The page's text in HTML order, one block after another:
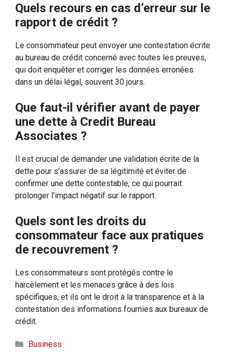
Quels recours en cas d’erreur sur le
rapport de crédit ?
Le consommateur peut envoyer une contestation écrite
au bureau de crédit concerné avec toutes les preuves,
qui doit enquêter et corriger les données erronées
dans un délai légal, souvent 30 jours.
Que faut-il vérifier avant de payer
une dette à Credit Bureau
Associates ?
Il est crucial de demander une validation écrite de la
dette pour s’assurer de sa légitimité et éviter de
confirmer une dette contestable, ce qui pourrait
prolonger l’impact négatif sur le rapport.
Quels sont les droits du
consommateur face aux pratiques
de recouvrement ?
Les consommateurs sont protégés contre le
harcèlement et les menaces grâce à des lois
spécifiques, et ils ont le droit à la transparence et à la
contestation des informations fournies aux bureaux de
crédit.
Catégories
Business